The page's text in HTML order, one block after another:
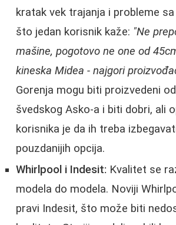
kratak vek trajanja i probleme
što jedan korisnik kaže: "Ne
mašine, pogotovo ne one od
kineska Midea - najgori
Gorenja mogu biti proizvedeni
švedskog Asko-a i biti dobri, ali
korisnika je da ih treba
pouzdanijih opcija.
Whirlpool i Indesit: Kvalitet se
modela do modela. Noviji
pravi Indesit, što može biti